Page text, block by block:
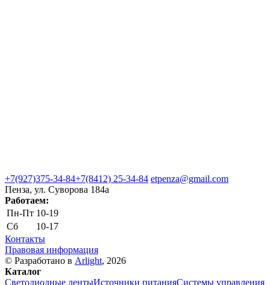
+7(927)375-34-84+7(8412) 25-34-84 etpenza@gmail.com
Пенза, ул. Cуворова 184а
Работаем:
Пн-Пт 10-19
Сб
10-17
Контакты
Правовая информация
© Разработано в Arlight, 2026
Каталог
Светодиодные лентыИсточники питанияСистемы управления